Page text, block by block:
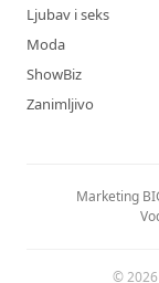
Ljubav i seks
Moda
ShowBiz
Zanimljivo
Marketing
© 2026